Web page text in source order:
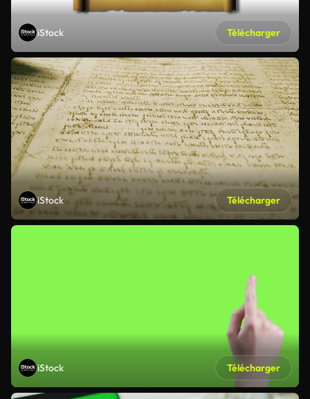
iStock Télécharger
iStock Télécharger
iStock Télécharger